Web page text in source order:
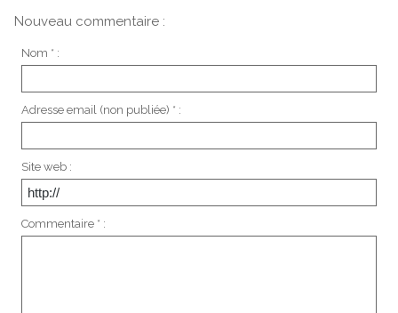
Nouveau commentaire :
Nom * :
Adresse email (non publiée) * :
Site web :
Commentaire * :